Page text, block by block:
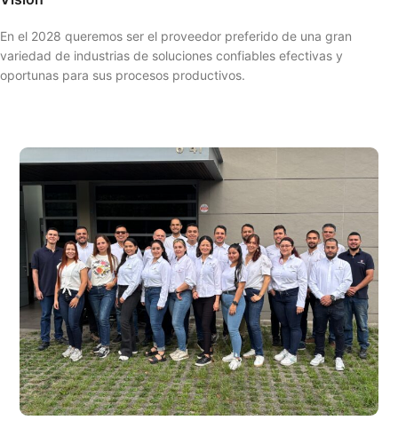
En el 2028 queremos ser el proveedor preferido de una gran
variedad de industrias de soluciones confiables efectivas y
oportunas para sus procesos productivos.